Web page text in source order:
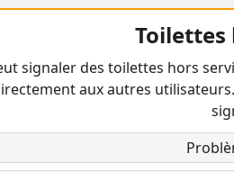
Toilettes
signaler des toilettes hors
aux autres